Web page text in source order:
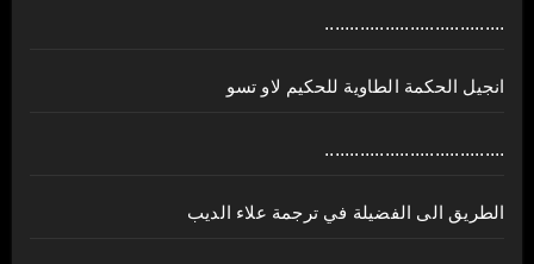
....................................
انجيل الحكمة الطاوية للحكيم لاو تسو
....................................
الطريق الى الفضيلة في ترجمة علاء الديب